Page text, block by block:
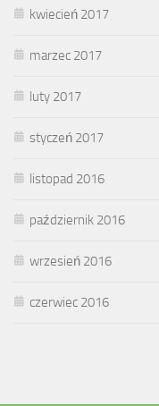
kwiecień 2017
marzec 2017
luty 2017
styczeń 2017
listopad 2016
październik 2016
wrzesień 2016
czerwiec 2016